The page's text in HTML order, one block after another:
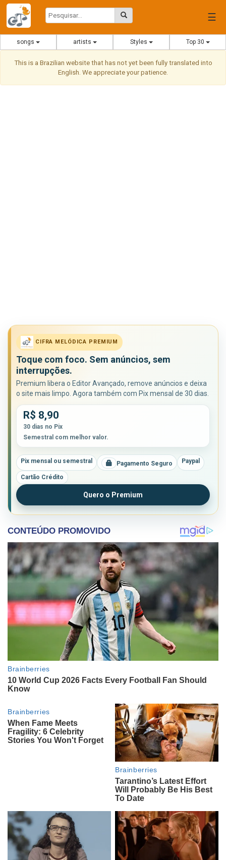
☰
songs artists Styles Top 30
This is a Brazilian website that has not yet been fully translated into
English. We appreciate your patience.
CIFRA MELÓDICA PREMIUM
Toque com foco. Sem anúncios, sem
interrupções.
Premium libera o Editor Avançado, remove anúncios e deixa
o site mais limpo. Agora também com Pix mensal de 30 dias.
R$ 8,90
30 dias no Pix
Semestral com melhor valor.
Pix mensal ou semestral Pagamento Seguro Paypal
Cartão Crédito
Quero o Premium